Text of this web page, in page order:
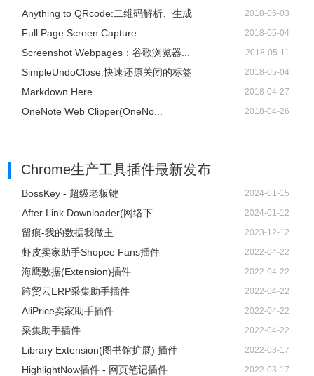
Anything to QRcode:二维码解析、生成 2018-05-03
Full Page Screen Capture:... 2018-05-04
Screenshot Webpages：谷歌浏览器... 2018-05-11
SimpleUndoClose:快速还原关闭的标签 2018-05-04
Markdown Here 2018-04-27
OneNote Web Clipper(OneNo... 2018-04-26
Chrome生产工具插件最新发布
BossKey - 超级老板键 2024-01-15
After Link Downloader(网络下... 2024-01-12
留痕-我的数据我做主 2023-12-12
虾皮卖家助手Shopee Fans插件 2022-04-22
海鹰数据(Extension)插件 2022-04-22
跨贸云ERP采集助手插件 2022-04-22
AliPrice卖家助手插件 2022-04-22
采集助手插件 2022-04-22
Library Extension(图书馆扩展) 插件 2022-03-17
HighlightNow插件 - 网页笔记插件 2022-03-17